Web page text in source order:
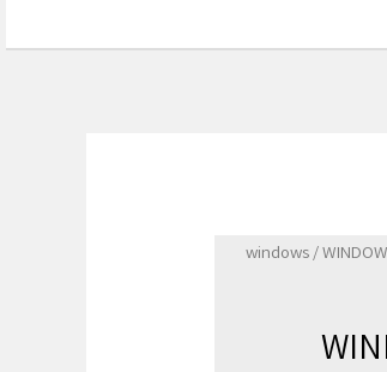
windows/